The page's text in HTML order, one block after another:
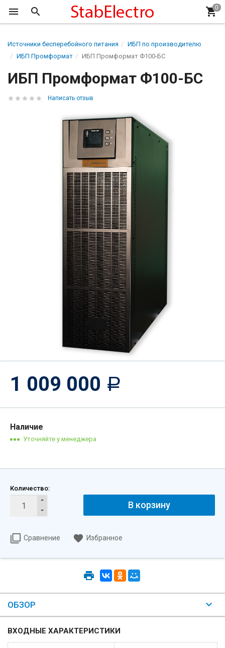
Источники бесперебойного питания
ИБП по производителю
ИБП Промформат
ИБП Промформат Ф100-БС
ИБП Промформат Ф100-БС
Написать отзыв
1 009 000 Р
Наличие
Количество:
Сравнение Избранное
ОБЗОР
ВХОДНЫЕ ХАРАКТЕРИСТИКИ